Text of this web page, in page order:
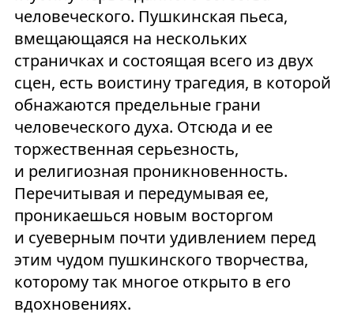
человеческого. Пушкинская пьеса,
вмещающаяся на нескольких
страничках и состоящая всего из двух
сцен, есть воистину трагедия, в которой
обнажаются предельные грани
человеческого духа. Отсюда и ее
торжественная серьезность,
и религиозная проникновенность.
Перечитывая и передумывая ее,
проникаешься новым восторгом
и суеверным почти удивлением перед
этим чудом пушкинского творчества,
которому так многое открыто в его
вдохновениях.